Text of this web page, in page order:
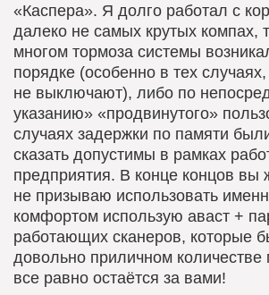
«Каспера». Я долго работал с
далеко не самых крутых компах,
многом тормоза системы
порядке (особенно в тех
не выключают), либо по
указанию» «продвинутого»
случаях задержки по памяти
сказать допустимы в рамках
предприятия. В конце концов
не призываю использовать
комфортом использую аваст +
работающих сканеров, которые
довольно приличном
все равно остаётся за вами!